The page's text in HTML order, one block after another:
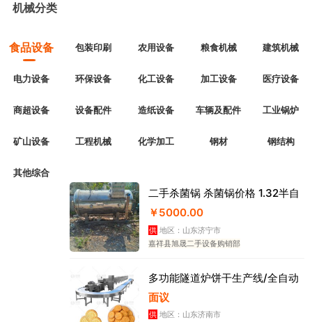
机械分类
食品设备 包装印刷 农用设备 粮食机械 建筑机械
电力设备 环保设备 化工设备 加工设备 医疗设备
商超设备 设备配件 造纸设备 车辆及配件 工业锅炉
矿山设备 工程机械 化学加工 钢材 钢结构
其他综合
二手杀菌锅 杀菌锅价格 1.32半自
￥5000.00
供 地区：山东济宁市
嘉祥县旭晟二手设备购销部
多功能隧道炉饼干生产线/全自动
面议
供 地区：山东济南市